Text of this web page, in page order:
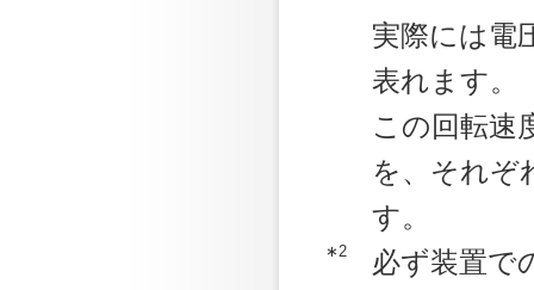
実際には電
表れます。
この回転速
を、それぞ
す。
∗2
必ず装置で